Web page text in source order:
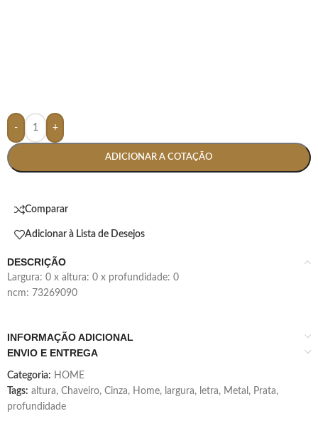
- +
ADICIONAR A COTAÇÃO
Comparar
Adicionar à Lista de Desejos
DESCRIÇÃO
largura: 0 x altura: 0 x profundidade: 0
ncm: 73269090
INFORMAÇÃO ADICIONAL
ENVIO E ENTREGA
Categoria: HOME
Tags: altura, Chaveiro, Cinza, Home, largura, letra, Metal , Prata,
profundidade